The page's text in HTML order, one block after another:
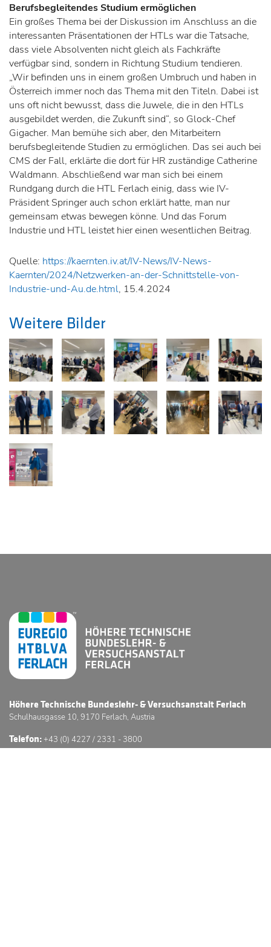
Berufsbegleitendes Studium ermöglichen
Ein großes Thema bei der Diskussion im Anschluss an die
interessanten Präsentationen der HTLs war die Tatsache,
dass viele Absolventen nicht gleich als Fachkräfte
verfügbar sind, sondern in Richtung Studium tendieren.
„Wir befinden uns in einem großen Umbruch und haben in
Österreich immer noch das Thema mit den Titeln. Dabei ist
uns oft nicht bewusst, dass die Juwele, die in den HTLs
ausgebildet werden, die Zukunft sind“, so Glock-Chef
Gigacher. Man bemühe sich aber, den Mitarbeitern
berufsbegleitende Studien zu ermöglichen. Das sei auch bei
CMS der Fall, erklärte die dort für HR zuständige Catherine
Waldmann. Abschließend war man sich bei einem
Rundgang durch die HTL Ferlach einig, dass wie IV-
Präsident Springer auch schon erklärt hatte, man nur
gemeinsam etwas bewegen könne. Und das Forum
Industrie und HTL leistet hier einen wesentlichen Beitrag.
Quelle: https://kaernten.iv.at/IV-News/IV-News-
Kaernten/2024/Netzwerken-an-der-Schnittstelle-von-
Industrie-und-Au.de.html, 15.4.2024
Weitere Bilder
Höhere Technische Bundeslehr- & Versuchsanstalt Ferlach
Schulhausgasse 10, 9170 Ferlach, Austria
Telefon:+43 (0) 4227 / 2331 - 3800
E-Mail: